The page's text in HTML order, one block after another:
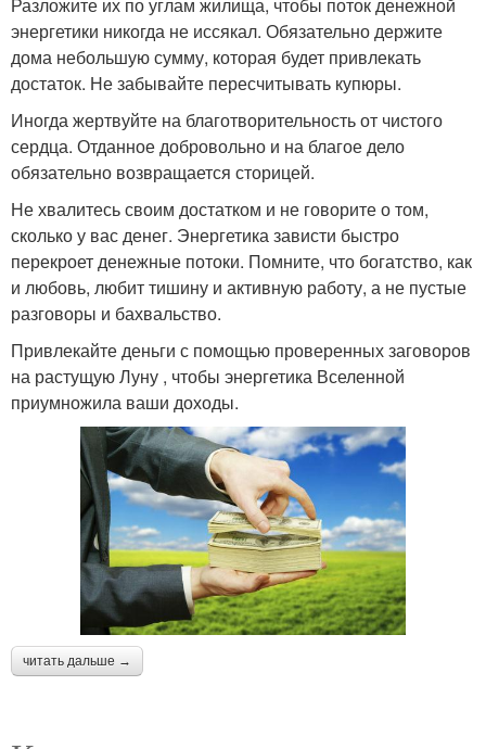
энергетики никогда не иссякал. Обязательно держите
дома небольшую сумму, которая будет привлекать
достаток. Не забывайте пересчитывать купюры.
Иногда жертвуйте на благотворительность от чистого
сердца. Отданное добровольно и на благое дело
обязательно возвращается сторицей.
Не хвалитесь своим достатком и не говорите о том,
сколько у вас денег. Энергетика зависти быстро
перекроет денежные потоки. Помните, что богатство, как
и любовь, любит тишину и активную работу, а не пустые
разговоры и бахвальство.
Привлекайте деньги с помощью проверенных заговоров
на растущую Луну , чтобы энергетика Вселенной
приумножила ваши доходы.
читать дальше →